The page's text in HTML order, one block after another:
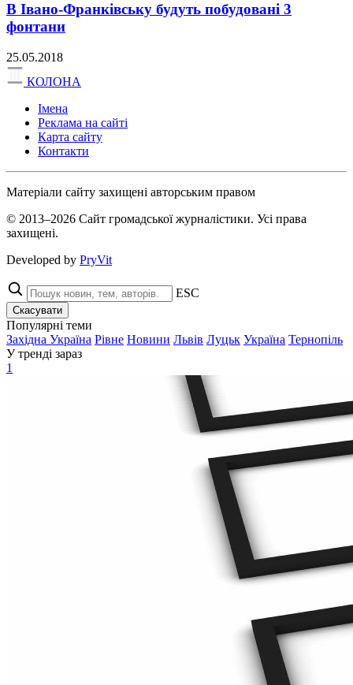
В Івано-Франківську будуть побудовані 3
фонтани
25.05.2018
КОЛОНА
Імена
Реклама на сайті
Карта сайту
Контакти
Матеріали сайту захищені авторським правом
© 2013–2026 Сайт громадської журналістики. Усі права
захищені.
Developed by PryVit
ESC
Скасувати
Популярні теми
Західна Україна Рівне Новини Львів Луцьк Україна Тернопіль
У тренді зараз
1